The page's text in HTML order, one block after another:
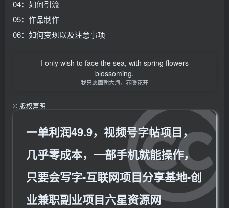
04：如何引流
05：作品制作
06：如何变现以及注意事项
I only wish to face the sea, with spring flowers
blossoming.
我只愿面朝大海，春暖花开
© 版权声明
一单利润49.9，视频号字帖项目，
几乎零成本，一部手机就能操作，
只要会写字-互联网项目分享基地-创
业兼职副业项目六星资源网